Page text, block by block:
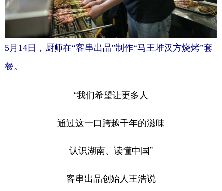
5月14日，厨师在“客串出品”制作“马王堆汉方烧烤”套
餐。
“我们希望让更多人
通过这一口跨越千年的滋味
认识湖南、读懂中国”
客串出品创始人王浩说